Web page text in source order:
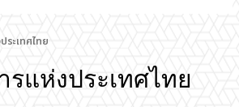
ระเทศไทย
รแห่งประเทศไทย